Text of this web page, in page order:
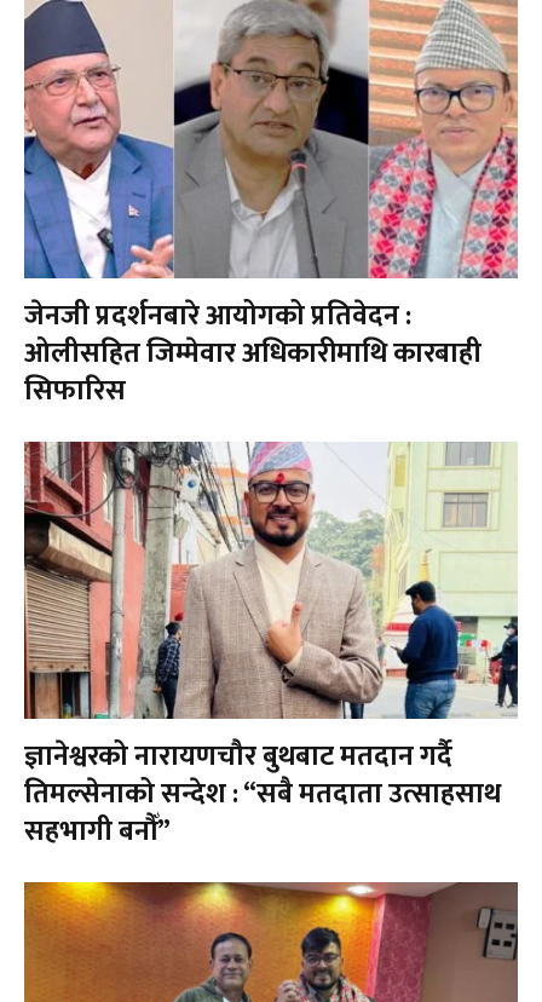
जेनजी प्रदर्शनबारे आयोगको प्रतिवेदन :
ओलीसहित जिम्मेवार अधिकारीमाथि कारबाही
सिफारिस
ज्ञानेश्वरको नारायणचौर बुथबाट मतदान गर्दै
तिमल्सेनाको सन्देश : “सबै मतदाता उत्साहसाथ
सहभागी बनौँ”